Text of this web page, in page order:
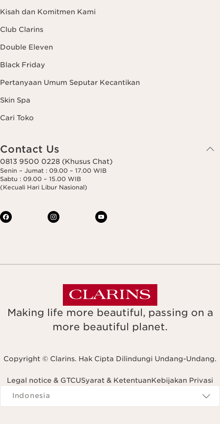
Kisah dan Komitmen Kami
Club Clarins
Double Eleven
Black Friday
Pertanyaan Umum Seputar Kecantikan
Skin Spa
Cari Toko
Contact Us
0813 9500 0228 (Khusus Chat)
Senin – Jumat : 09.00 – 17.00 WIB
Sabtu : 09.00 – 15.00 WIB
(Kecuali Hari Libur Nasional)
Making life more beautiful, passing on a
more beautiful planet.
Copyright © Clarins. Hak Cipta Dilindungi Undang-Undang.
Legal notice & GTCUSyarat & KetentuanKebijakan Privasi
Navigates to
Indonesia